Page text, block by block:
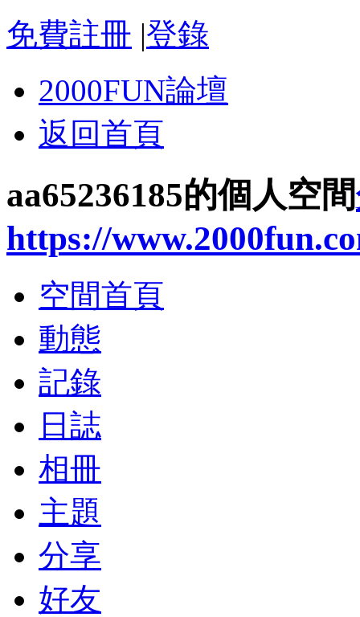
免費註冊 |登錄
2000FUN論壇
返回首頁
aa65236185的個人空間
https://
空間首頁
動態
記錄
日誌
相冊
主題
分享
好友